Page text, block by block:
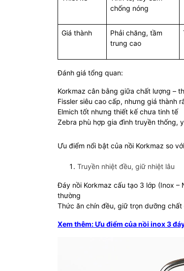
chống nóng
Giá thành
Phải chăng, tầm
trung cao
Đánh giá tổng quan:
Korkmaz cân bằng giữa chất lượng –
Fissler siêu cao cấp, nhưng giá thành
Elmich tốt nhưng thiết kế chưa tinh tế
Zebra phù hợp gia đình truyền thống,
Ưu điểm nổi bật của nồi Korkmaz so
Truyền nhiệt đều, giữ nhiệt lâu
Đáy nồi Korkmaz cấu tạo 3 lớp (Inox –
thường
Thức ăn chín đều, giữ trọn dưỡng
Xem thêm: Ưu điểm của nồi inox 3